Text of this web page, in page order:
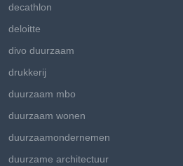
decathlon
deloitte
divo duurzaam
drukkerij
duurzaam mbo
duurzaam wonen
duurzaamondernemen
duurzame architectuur